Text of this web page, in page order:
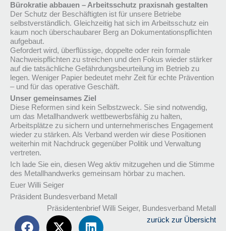
Bürokratie abbauen – Arbeitsschutz praxisnah gestalten
Der Schutz der Beschäftigten ist für unsere Betriebe
selbstverständlich. Gleichzeitig hat sich im Arbeitsschutz ein
kaum noch überschaubarer Berg an Dokumentationspflichten
aufgebaut.
Gefordert wird, überflüssige, doppelte oder rein formale
Nachweispflichten zu streichen und den Fokus wieder stärker
auf die tatsächliche Gefährdungsbeurteilung im Betrieb zu
legen. Weniger Papier bedeutet mehr Zeit für echte Prävention
– und für das operative Geschäft.
Unser gemeinsames Ziel
Diese Reformen sind kein Selbstzweck. Sie sind notwendig,
um das Metallhandwerk wettbewerbsfähig zu halten,
Arbeitsplätze zu sichern und unternehmerisches Engagement
wieder zu stärken. Als Verband werden wir diese Positionen
weiterhin mit Nachdruck gegenüber Politik und Verwaltung
vertreten.
Ich lade Sie ein, diesen Weg aktiv mitzugehen und die Stimme
des Metallhandwerks gemeinsam hörbar zu machen.
Euer Willi Seiger
Präsident Bundesverband Metall
Präsidentenbrief Willi Seiger, Bundesverband Metall
zurück zur Übersicht